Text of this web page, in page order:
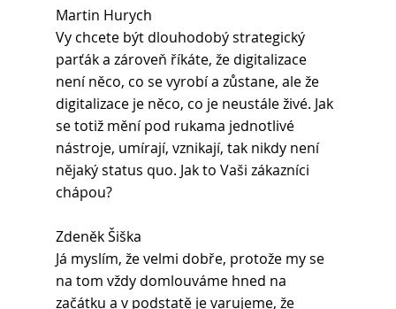
Martin Hurych
Vy chcete být dlouhodobý strategický
parťák a zároveň říkáte, že digitalizace
není něco, co se vyrobí a zůstane, ale že
digitalizace je něco, co je neustále živé. Jak
se totiž mění pod rukama jednotlivé
nástroje, umírají, vznikají, tak nikdy není
nějaký status quo. Jak to Vaši zákazníci
chápou?
Zdeněk Šiška
Já myslím, že velmi dobře, protože my se
na tom vždy domlouváme hned na
začátku a v podstatě je varujeme, že